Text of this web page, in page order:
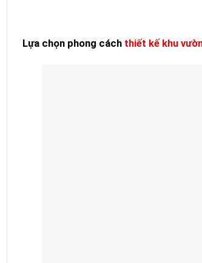
Lựa chọn phong cách thiết kế khu